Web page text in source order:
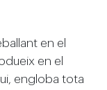
en el
en el
engloba tota